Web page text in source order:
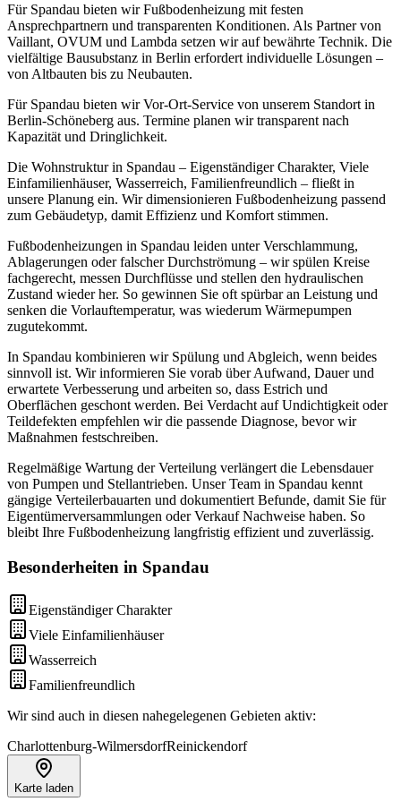
Für Spandau bieten wir Fußbodenheizung mit festen
Ansprechpartnern und transparenten Konditionen. Als Partner von
Vaillant, OVUM und Lambda setzen wir auf bewährte Technik. Die
vielfältige Bausubstanz in Berlin erfordert individuelle Lösungen –
von Altbauten bis zu Neubauten.
Für Spandau bieten wir Vor-Ort-Service von unserem Standort in
Berlin-Schöneberg aus. Termine planen wir transparent nach
Kapazität und Dringlichkeit.
Die Wohnstruktur in Spandau – Eigenständiger Charakter, Viele
Einfamilienhäuser, Wasserreich, Familienfreundlich – fließt in
unsere Planung ein. Wir dimensionieren Fußbodenheizung passend
zum Gebäudetyp, damit Effizienz und Komfort stimmen.
Fußbodenheizungen in Spandau leiden unter Verschlammung,
Ablagerungen oder falscher Durchströmung – wir spülen Kreise
fachgerecht, messen Durchflüsse und stellen den hydraulischen
Zustand wieder her. So gewinnen Sie oft spürbar an Leistung und
senken die Vorlauftemperatur, was wiederum Wärmepumpen
zugutekommt.
In Spandau kombinieren wir Spülung und Abgleich, wenn beides
sinnvoll ist. Wir informieren Sie vorab über Aufwand, Dauer und
erwartete Verbesserung und arbeiten so, dass Estrich und
Oberflächen geschont werden. Bei Verdacht auf Undichtigkeit oder
Teildefekten empfehlen wir die passende Diagnose, bevor wir
Maßnahmen festschreiben.
Regelmäßige Wartung der Verteilung verlängert die Lebensdauer
von Pumpen und Stellantrieben. Unser Team in Spandau kennt
gängige Verteilerbauarten und dokumentiert Befunde, damit Sie für
Eigentümerversammlungen oder Verkauf Nachweise haben. So
bleibt Ihre Fußbodenheizung langfristig effizient und zuverlässig.
Besonderheiten in Spandau
Eigenständiger Charakter
Viele Einfamilienhäuser
Wasserreich
Familienfreundlich
Wir sind auch in diesen nahegelegenen Gebieten aktiv:
Charlottenburg-WilmersdorfReinickendorf
Karte laden